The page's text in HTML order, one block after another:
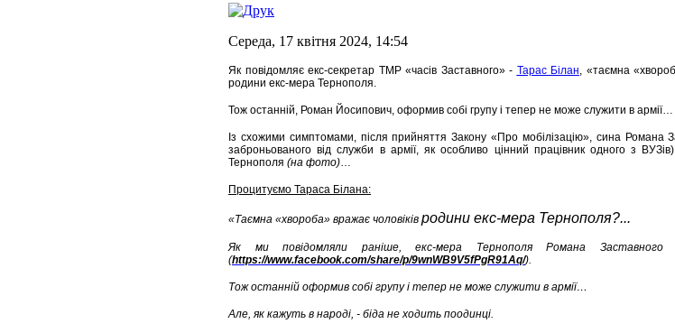
Середа, 17 квітня 2024, 14:54
Як повідомляє екс-секретар ТМР «часів Заставного» - Тарас Білан, «таємна
родини екс-мера Тернополя.
Тож останній, Роман Йосипович, оформив собі групу і тепер не може служити в армії…
Із схожими симптомами, після прийняття Закону «Про мобілізацію», сина Романа
заброньованого від служби в армії, як особливо цінний працівник одного з
Тернополя (на фото)…
Процитуємо Тараса Білана:
«Таємна «хвороба» вражає чоловіків родини екс-мера Тернополя?...
Як ми повідомляли раніше, екс-мера Тернополя Романа Заставного
(https://www.facebook.com/share/p/9wnWB9V5fPgR91Aq/).
Тож останній оформив собі групу і тепер не може служити в армії…
Але, як кажуть в народі, - біда не ходить поодинці.